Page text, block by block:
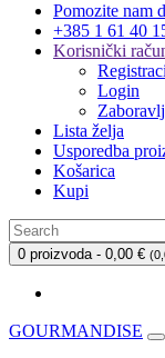
Pomozite nam
+385 1 61 40
Korisnički
Login
Lista želja
Usporedba
Košarica
Kupi
0 proizvoda - 0,00 € (
GOURMANDISE